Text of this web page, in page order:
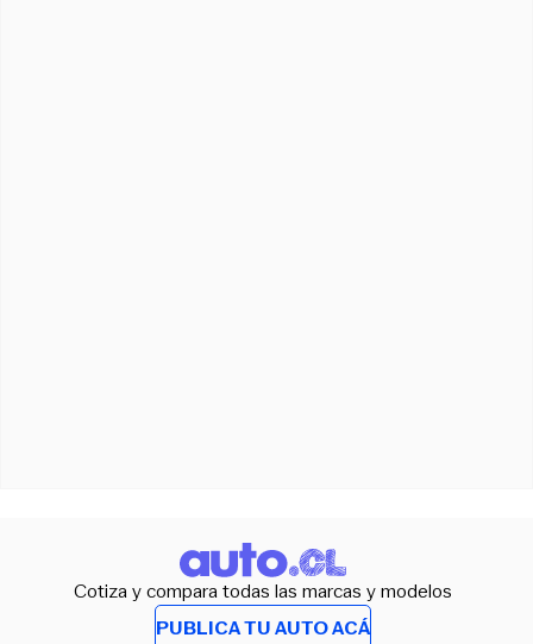
Cotiza y compara todas las marcas y modelos
PUBLICA TU AUTO ACÁ